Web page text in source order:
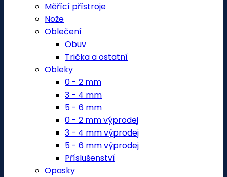
Měřící přístroje
Nože
Oblečení
Obuv
Trička a ostatní
Obleky
0 - 2 mm
3 - 4 mm
5 - 6 mm
0 - 2 mm výprodej
3 - 4 mm výprodej
5 - 6 mm výprodej
Příslušenství
Opasky